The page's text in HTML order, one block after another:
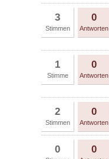
3
Stimmen
0
Antworten
1
Stimme
0
Antworten
2
Stimmen
0
Antworten
0 0